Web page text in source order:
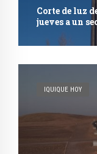
Corte de luz
jueves a un
IQUIQUE HOY